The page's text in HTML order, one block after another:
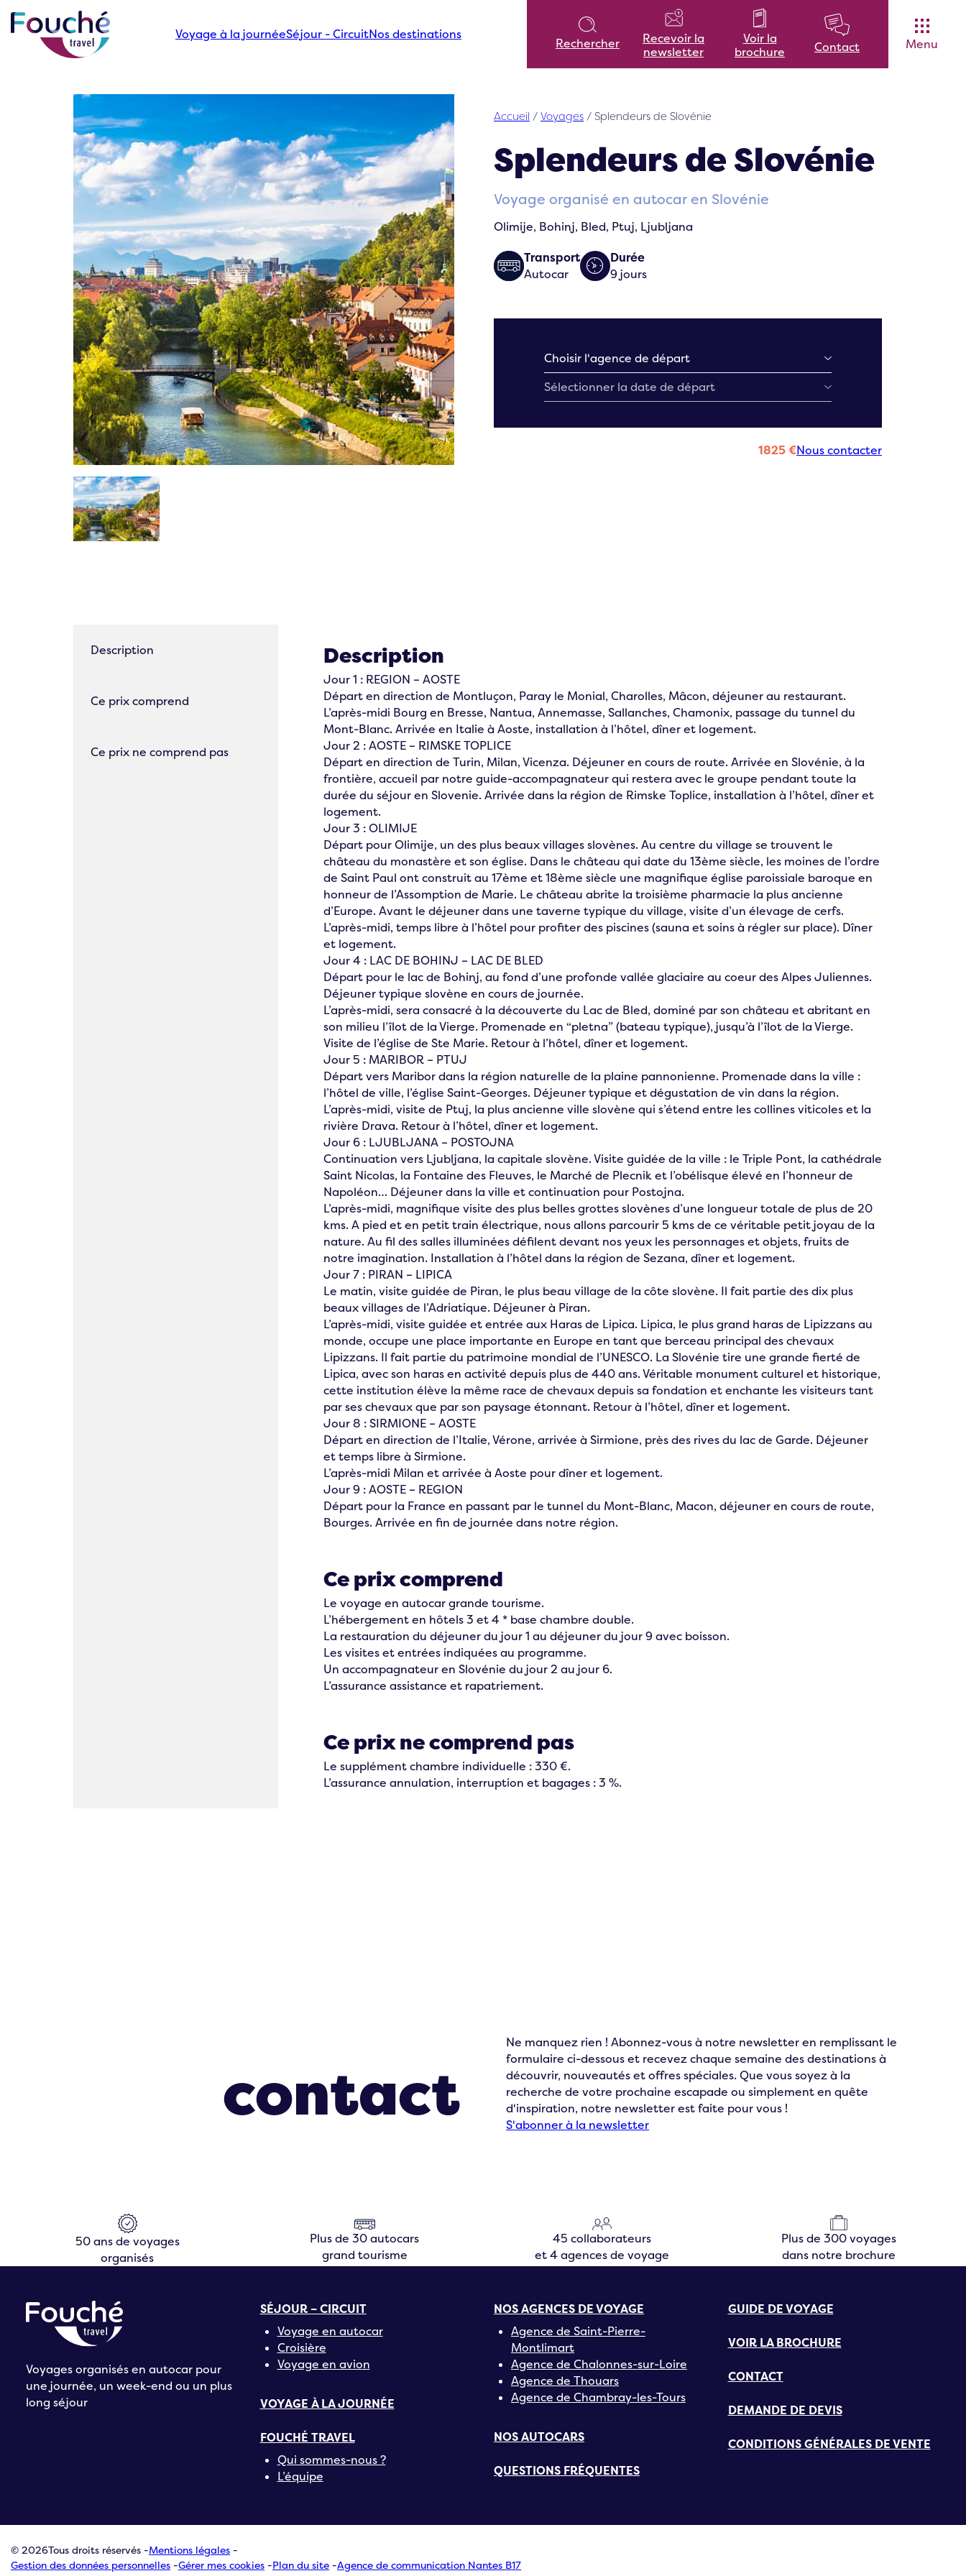
Voyage à la journéeSéjour - CircuitNos destinations
Rechercher
Recevoir la
newsletter
Voir la
brochure
Contact Menu
Accueil / Voyages / Splendeurs de Slovénie
Splendeurs de Slovénie
Voyage organisé en autocar en Slovénie
Olimije, Bohinj, Bled, Ptuj, Ljubljana
Transport
Autocar
Durée
9 jours
1825 €Nous contacter
Description
Ce prix comprend
Ce prix ne comprend pas
Description
Jour 1 : REGION – AOSTE
Départ en direction de Montluçon, Paray le Monial, Charolles, Mâcon, déjeuner au restaurant.
L’après-midi Bourg en Bresse, Nantua, Annemasse, Sallanches, Chamonix, passage du tunnel du
Mont-Blanc. Arrivée en Italie à Aoste, installation à l’hôtel, dîner et logement.
Jour 2 : AOSTE – RIMSKE TOPLICE
Départ en direction de Turin, Milan, Vicenza. Déjeuner en cours de route. Arrivée en Slovénie, à la
frontière, accueil par notre guide-accompagnateur qui restera avec le groupe pendant toute la
durée du séjour en Slovenie. Arrivée dans la région de Rimske Toplice, installation à l’hôtel, dîner et
logement.
Jour 3 : OLIMIJE
Départ pour Olimije, un des plus beaux villages slovènes. Au centre du village se trouvent le
château du monastère et son église. Dans le château qui date du 13ème siècle, les moines de l’ordre
de Saint Paul ont construit au 17ème et 18ème siècle une magnifique église paroissiale baroque en
honneur de l’Assomption de Marie. Le château abrite la troisième pharmacie la plus ancienne
d’Europe. Avant le déjeuner dans une taverne typique du village, visite d’un élevage de cerfs.
L’après-midi, temps libre à l’hôtel pour profiter des piscines (sauna et soins à régler sur place). Dîner
et logement.
Jour 4 : LAC DE BOHINJ – LAC DE BLED
Départ pour le lac de Bohinj, au fond d’une profonde vallée glaciaire au coeur des Alpes Juliennes.
Déjeuner typique slovène en cours de journée.
L’après-midi, sera consacré à la découverte du Lac de Bled, dominé par son château et abritant en
son milieu l’îlot de la Vierge. Promenade en “pletna” (bateau typique), jusqu’à l’îlot de la Vierge.
Visite de l’église de Ste Marie. Retour à l’hôtel, dîner et logement.
Jour 5 : MARIBOR – PTUJ
Départ vers Maribor dans la région naturelle de la plaine pannonienne. Promenade dans la ville :
l’hôtel de ville, l’église Saint-Georges. Déjeuner typique et dégustation de vin dans la région.
L’après-midi, visite de Ptuj, la plus ancienne ville slovène qui s’étend entre les collines viticoles et la
rivière Drava. Retour à l’hôtel, dîner et logement.
Jour 6 : LJUBLJANA – POSTOJNA
Continuation vers Ljubljana, la capitale slovène. Visite guidée de la ville : le Triple Pont, la cathédrale
Saint Nicolas, la Fontaine des Fleuves, le Marché de Plecnik et l’obélisque élevé en l’honneur de
Napoléon… Déjeuner dans la ville et continuation pour Postojna.
L’après-midi, magnifique visite des plus belles grottes slovènes d’une longueur totale de plus de 20
kms. A pied et en petit train électrique, nous allons parcourir 5 kms de ce véritable petit joyau de la
nature. Au fil des salles illuminées défilent devant nos yeux les personnages et objets, fruits de
notre imagination. Installation à l’hôtel dans la région de Sezana, dîner et logement.
Jour 7 : PIRAN – LIPICA
Le matin, visite guidée de Piran, le plus beau village de la côte slovène. Il fait partie des dix plus
beaux villages de l’Adriatique. Déjeuner à Piran.
L’après-midi, visite guidée et entrée aux Haras de Lipica. Lipica, le plus grand haras de Lipizzans au
monde, occupe une place importante en Europe en tant que berceau principal des chevaux
Lipizzans. Il fait partie du patrimoine mondial de l’UNESCO. La Slovénie tire une grande fierté de
Lipica, avec son haras en activité depuis plus de 440 ans. Véritable monument culturel et historique,
cette institution élève la même race de chevaux depuis sa fondation et enchante les visiteurs tant
par ses chevaux que par son paysage étonnant. Retour à l’hôtel, dîner et logement.
Jour 8 : SIRMIONE – AOSTE
Départ en direction de l’Italie, Vérone, arrivée à Sirmione, près des rives du lac de Garde. Déjeuner
et temps libre à Sirmione.
L’après-midi Milan et arrivée à Aoste pour dîner et logement.
Jour 9 : AOSTE – REGION
Départ pour la France en passant par le tunnel du Mont-Blanc, Macon, déjeuner en cours de route,
Bourges. Arrivée en fin de journée dans notre région.
Ce prix comprend
Le voyage en autocar grande tourisme.
L’hébergement en hôtels 3 et 4 * base chambre double.
La restauration du déjeuner du jour 1 au déjeuner du jour 9 avec boisson.
Les visites et entrées indiquées au programme.
Un accompagnateur en Slovénie du jour 2 au jour 6.
L’assurance assistance et rapatriement.
Ce prix ne comprend pas
Le supplément chambre individuelle : 330 €.
L’assurance annulation, interruption et bagages : 3 %.
contact
Ne manquez rien ! Abonnez-vous à notre newsletter en remplissant le
formulaire ci-dessous et recevez chaque semaine des destinations à
découvrir, nouveautés et offres spéciales. Que vous soyez à la
recherche de votre prochaine escapade ou simplement en quête
d'inspiration, notre newsletter est faite pour vous !
S'abonner à la newsletter
50 ans de voyages
organisés
Plus de 30 autocars
grand tourisme
45 collaborateurs
et 4 agences de voyage
Plus de 300 voyages
dans notre brochure
Voyages organisés en autocar pour
une journée, un week-end ou un plus
long séjour
SÉJOUR – CIRCUIT
Voyage en autocar
Croisière
Voyage en avion
VOYAGE À LA JOURNÉE
FOUCHÉ TRAVEL
Qui sommes-nous ?
L’équipe
NOS AGENCES DE VOYAGE
Agence de Saint-Pierre-
Montlimart
Agence de Chalonnes-sur-Loire
Agence de Thouars
Agence de Chambray-les-Tours
NOS AUTOCARS
QUESTIONS FRÉQUENTES
GUIDE DE VOYAGE
VOIR LA BROCHURE
CONTACT
DEMANDE DE DEVIS
CONDITIONS GÉNÉRALES DE VENTE
© 2026Tous droits réservés -Mentions légales -
Gestion des données personnelles -Gérer mes cookies -Plan du site -Agence de communication Nantes B17